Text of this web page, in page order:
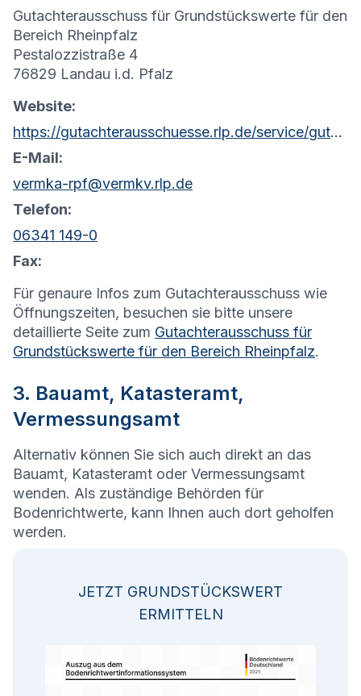
Gutachterausschuss für Grundstückswerte für den
Bereich Rheinpfalz
Pestalozzistraße 4
76829 Landau i.d. Pfalz
Website:
https://gutachterausschuesse.rlp.de/service/gutachterausschuesse-fuer-grundstueckswerte
E-Mail:
vermka-rpf@vermkv.rlp.de
Telefon:
06341 149-0
Fax:
Für genaure Infos zum Gutachterausschuss wie
Öffnungszeiten, besuchen sie bitte unsere
detaillierte Seite zum Gutachterausschuss für
Grundstückswerte für den Bereich Rheinpfalz.
3. Bauamt, Katasteramt,
Vermessungsamt
Alternativ können Sie sich auch direkt an das
Bauamt, Katasteramt oder Vermessungsamt
wenden. Als zuständige Behörden für
Bodenrichtwerte, kann Ihnen auch dort geholfen
werden.
JETZT GRUNDSTÜCKSWERT
ERMITTELN